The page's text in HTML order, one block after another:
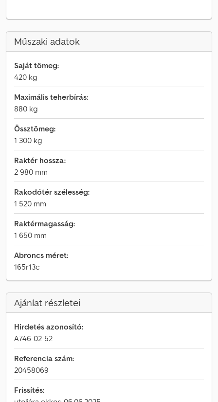
Műszaki adatok
Saját tömeg:
420 kg
Maximális teherbírás:
880 kg
Össztömeg:
1 300 kg
Raktér hossza:
2 980 mm
Rakodótér szélesség:
1 520 mm
Raktérmagasság:
1 650 mm
Abroncs méret:
165r13c
Ajánlat részletei
Hirdetés azonosító:
A746-02-52
Referencia szám:
20458069
Frissítés: